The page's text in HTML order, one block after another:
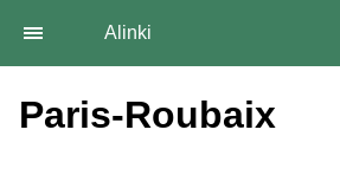
Alinki
Paris-Roubaix